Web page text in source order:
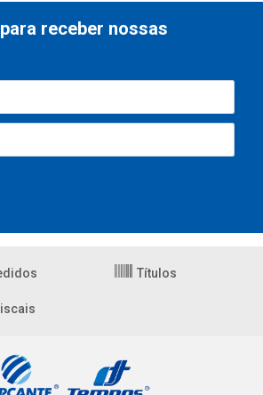
receber nossas
Títulos